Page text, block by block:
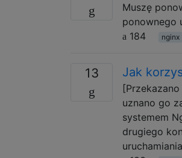
Muszę
ponownego
184
nginx
13 Jak
uznano go
systemem
drugiego